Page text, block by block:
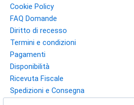
Cookie Policy
FAQ Domande
Diritto di recesso
Termini e condizioni
Pagamenti
Disponibilità
Ricevuta Fiscale
Spedizioni e Consegna